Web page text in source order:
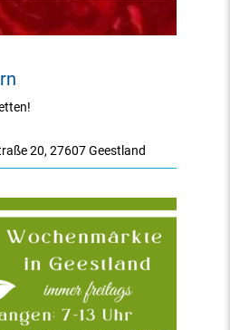
20,27607 Geestland